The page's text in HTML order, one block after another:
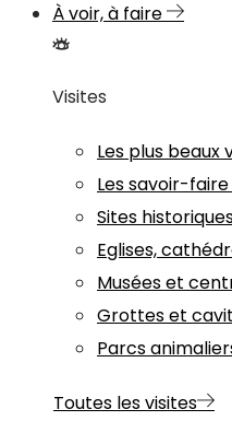
À voir, à faire
Visites
Les plus beaux
Les savoir-
Sites
Eglises,
Musées et
Grottes et
Parcs
Toutes les visites